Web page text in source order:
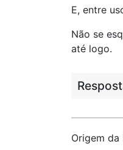
E, entre
Não se
até logo.
Origem da